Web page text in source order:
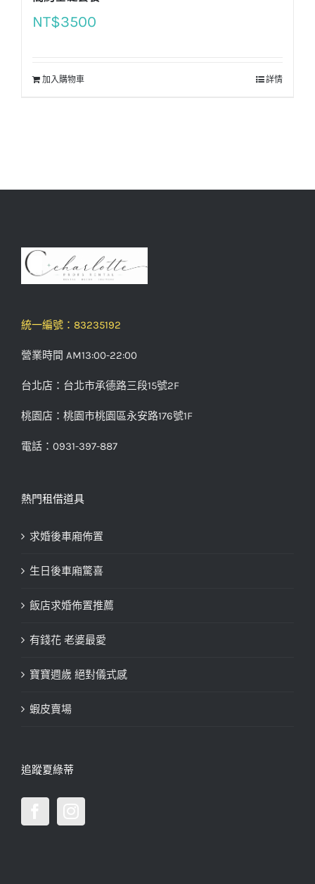
NT$3500
加入購物車 詳情
統一編號：83235192
營業時間 AM13:00-22:00
台北店：台北市承德路三段15號2F
桃園店：桃園市桃園區永安路176號1F
電話：0931-397-887
熱門租借道具
求婚後車廂佈置
生日後車廂驚喜
飯店求婚佈置推薦
有錢花 老婆最愛
寶寶週歲 絕對儀式感
蝦皮賣場
追蹤夏綠蒂